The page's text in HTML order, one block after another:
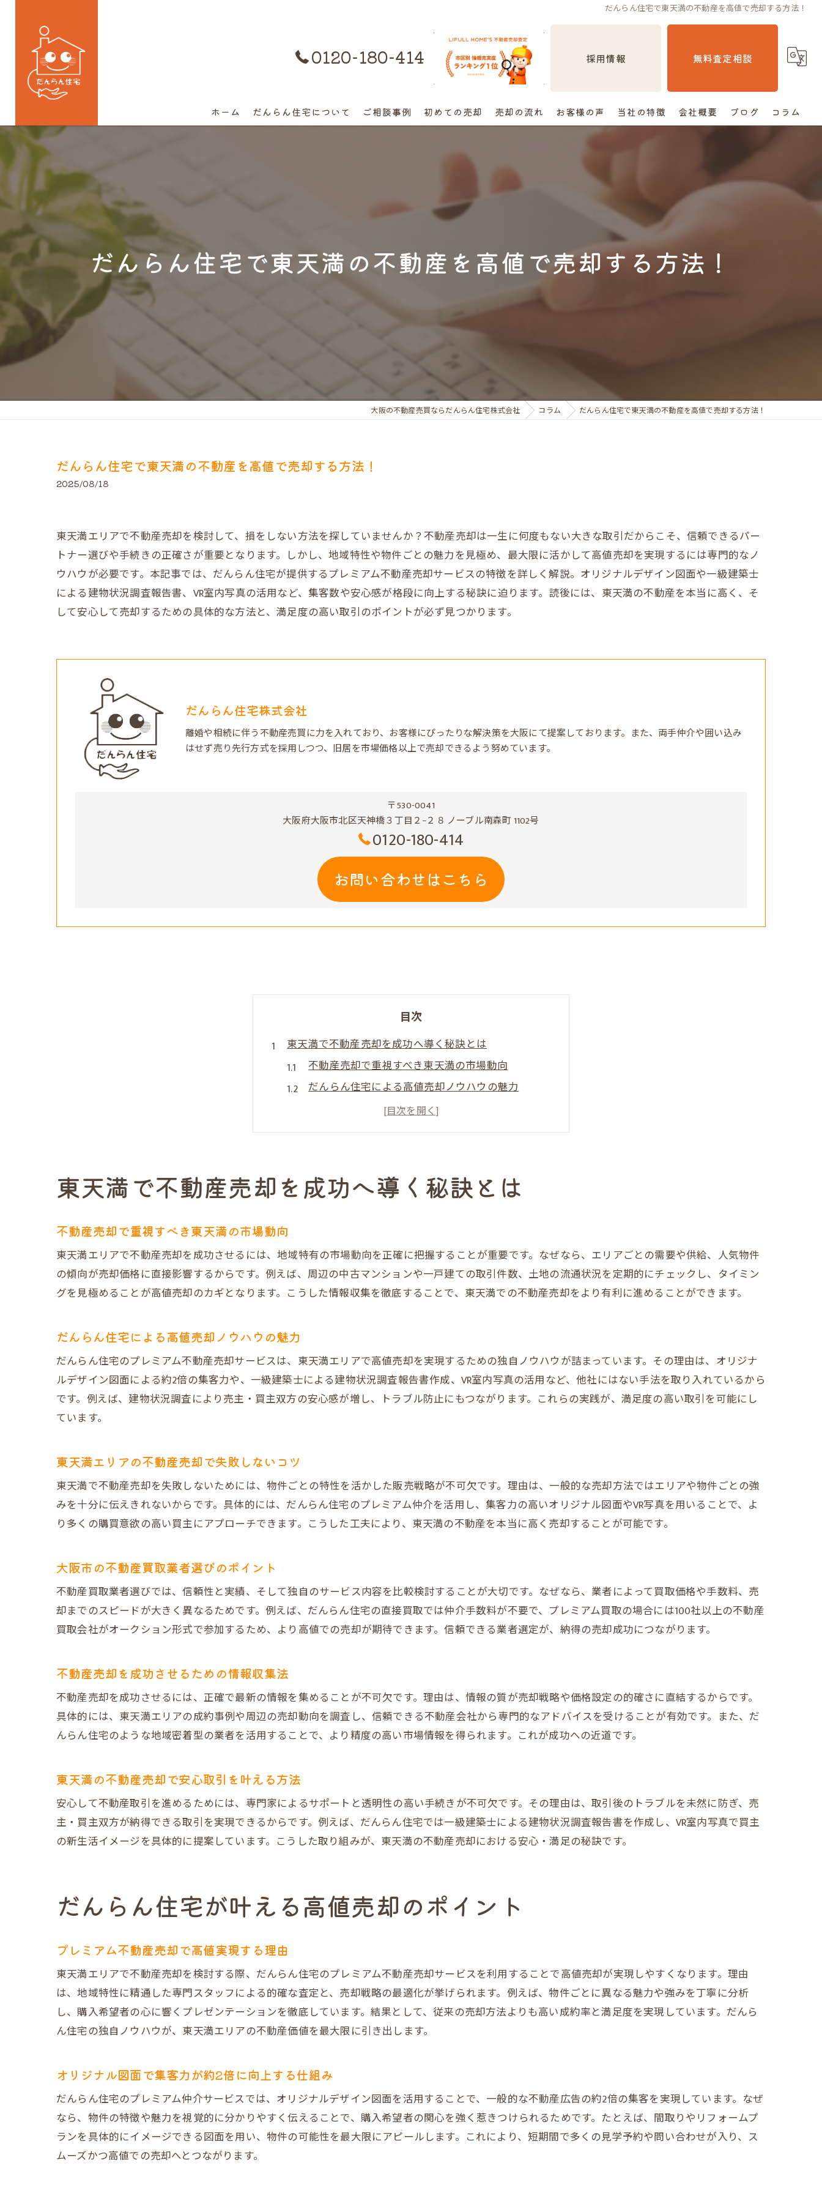
だんらん住宅で東天満の不動産を高値で売却する方法！
0120-180-414 購入はコチラ 採用情報 無料査定相談
ホーム だんらん住宅について ご相談事例
離婚不動産の売却相談
高額早期売却の相談
空き家の相談
マンショントラブルでの買替え相談
初めての売却 売却の流れ お客様の声 当社の特徴
住み替え
査定
会社概要 ブログ コラム
だんらん住宅で東天満の不動産を高値で売却する方法！
大阪の不動産売買ならだんらん住宅株式会社 コラム だんらん住宅で東天満の不動産を高値で売却する方法！
だんらん住宅で東天満の不動産を高値で売却する方法！
2025/08/18
東天満エリアで不動産売却を検討して、損をしない方法を探していませんか？不動産売却は一生に何度もない大きな取引だからこそ、信頼できるパー
トナー選びや手続きの正確さが重要となります。しかし、地域特性や物件ごとの魅力を見極め、最大限に活かして高値売却を実現するには専門的なノ
ウハウが必要です。本記事では、だんらん住宅が提供するプレミアム不動産売却サービスの特徴を詳しく解説。オリジナルデザイン図面や一級建築士
による建物状況調査報告書、VR室内写真の活用など、集客数や安心感が格段に向上する秘訣に迫ります。読後には、東天満の不動産を本当に高く、そ
して安心して売却するための具体的な方法と、満足度の高い取引のポイントが必ず見つかります。
だんらん住宅株式会社
離婚や相続に伴う不動産売買に力を入れており、お客様にぴったりな解決策を大阪にて提案しております。また、両手仲介や囲い込み
はせず売り先行方式を採用しつつ、旧居を市場価格以上で売却できるよう努めています。
〒530-0041
大阪府大阪市北区天神橋３丁目２−２８ ノーブル南森町 1102号
0120-180-414
お問い合わせはこちら
目次
東天満で不動産売却を成功へ導く秘訣とは
不動産売却で重視すべき東天満の市場動向
だんらん住宅による高値売却ノウハウの魅力
東天満エリアの不動産売却で失敗しないコツ
大阪市の不動産買取業者選びのポイント
東天満の不動産売却で安心取引を叶える方法
だんらん住宅が叶える高値売却のポイント
一級建築士による建物調査で売主様も買主様も安心
VR写真でリフォーム後の魅力を伝える提案力
直接買取なら仲介手数料不要のメリットを実感
地域特性を活かした東天満不動産売却術
東天満の地域特性を不動産売却に活かす方法
中古マンションやビル売却で差をつける戦略
空家や相続物件の不動産売却の注意点解説
安心取引を目指すならだんらん住宅の理由
一級建築士監修で不動産売却時の不安を払拭
売主様インタビューで分かる安心取引の実際
不動産売却後のアフターフォローまで徹底
離婚・相続など事情別の不動産売却アドバイス
不動産買取業者を比較する際の注意点総まとめ
オリジナル図面で集客力を高める方法
だんらん住宅のオリジナル図面が選ばれる理由
不動産売却における図面の重要性と訴求力
高値売却へ導くための図面活用事例紹介
VR室内写真と図面の組み合わせで成約率向上
一級建築士による調査でトラブル回避
不動産売却時に必要な建物状況調査とは
一級建築士による報告書が信頼を生む理由
売主買主双方が安心できるトラブル対策
だんらん住宅の調査体制と他社との違い
不動産売却後のサポートも充実で安心
満足度の高い不動産売却を実現する流れ
事前相談から不動産売却までの流れを解説
だんらん住宅のサポート体制と売却実績
東天満で不動産売却を成功へ導く秘訣とは
不動産売却で重視すべき東天満の市場動向
東天満エリアで不動産売却を成功させるには、地域特有の市場動向を正確に把握することが重要です。なぜなら、エリアごとの需要や供給、人気物件
の傾向が売却価格に直接影響するからです。例えば、周辺の中古マンションや一戸建ての取引件数、土地の流通状況を定期的にチェックし、タイミン
グを見極めることが高値売却のカギとなります。こうした情報収集を徹底することで、東天満での不動産売却をより有利に進めることができます。
だんらん住宅による高値売却ノウハウの魅力
だんらん住宅のプレミアム不動産売却サービスは、東天満エリアで高値売却を実現するための独自ノウハウが詰まっています。その理由は、オリジナ
ルデザイン図面による約2倍の集客力や、一級建築士による建物状況調査報告書作成、VR室内写真の活用など、他社にはない手法を取り入れているから
です。例えば、建物状況調査により売主・買主双方の安心感が増し、トラブル防止にもつながります。これらの実践が、満足度の高い取引を可能にし
ています。
東天満エリアの不動産売却で失敗しないコツ
東天満で不動産売却を失敗しないためには、物件ごとの特性を活かした販売戦略が不可欠です。理由は、一般的な売却方法ではエリアや物件ごとの強
みを十分に伝えきれないからです。具体的には、だんらん住宅のプレミアム仲介を活用し、集客力の高いオリジナル図面やVR写真を用いることで、よ
り多くの購買意欲の高い買主にアプローチできます。こうした工夫により、東天満の不動産を本当に高く売却することが可能です。
大阪市の不動産買取業者選びのポイント
不動産買取業者選びでは、信頼性と実績、そして独自のサービス内容を比較検討することが大切です。なぜなら、業者によって買取価格や手数料、売
却までのスピードが大きく異なるためです。例えば、だんらん住宅の直接買取では仲介手数料が不要で、プレミアム買取の場合には100社以上の不動産
買取会社がオークション形式で参加するため、より高値での売却が期待できます。信頼できる業者選定が、納得の売却成功につながります。
不動産売却を成功させるための情報収集法
不動産売却を成功させるには、正確で最新の情報を集めることが不可欠です。理由は、情報の質が売却戦略や価格設定の的確さに直結するからです。
具体的には、東天満エリアの成約事例や周辺の売却動向を調査し、信頼できる不動産会社から専門的なアドバイスを受けることが有効です。また、だ
んらん住宅のような地域密着型の業者を活用することで、より精度の高い市場情報を得られます。これが成功への近道です。
東天満の不動産売却で安心取引を叶える方法
安心して不動産取引を進めるためには、専門家によるサポートと透明性の高い手続きが不可欠です。その理由は、取引後のトラブルを未然に防ぎ、売
主・買主双方が納得できる取引を実現できるからです。例えば、だんらん住宅では一級建築士による建物状況調査報告書を作成し、VR室内写真で買主
の新生活イメージを具体的に提案しています。こうした取り組みが、東天満の不動産売却における安心・満足の秘訣です。
だんらん住宅が叶える高値売却のポイント
プレミアム不動産売却で高値実現する理由
東天満エリアで不動産売却を検討する際、だんらん住宅のプレミアム不動産売却サービスを利用することで高値売却が実現しやすくなります。理由
は、地域特性に精通した専門スタッフによる的確な査定と、売却戦略の最適化が挙げられます。例えば、物件ごとに異なる魅力や強みを丁寧に分析
し、購入希望者の心に響くプレゼンテーションを徹底しています。結果として、従来の売却方法よりも高い成約率と満足度を実現しています。だんら
ん住宅の独自ノウハウが、東天満エリアの不動産価値を最大限に引き出します。
オリジナル図面で集客力が約2倍に向上する仕組み
だんらん住宅のプレミアム仲介サービスでは、オリジナルデザイン図面を活用することで、一般的な不動産広告の約2倍の集客を実現しています。なぜ
なら、物件の特徴や魅力を視覚的に分かりやすく伝えることで、購入希望者の関心を強く惹きつけられるためです。たとえば、間取りやリフォームプ
ランを具体的にイメージできる図面を用い、物件の可能性を最大限にアピールします。これにより、短期間で多くの見学予約や問い合わせが入り、ス
ムーズかつ高値での売却へとつながります。